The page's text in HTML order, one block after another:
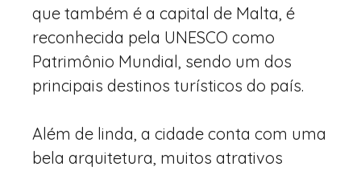
que também é a capital de Malta, é
reconhecida pela UNESCO como
Patrimônio Mundial, sendo um dos
principais destinos turísticos do país.
Além de linda, a cidade conta com uma
bela arquitetura, muitos atrativos